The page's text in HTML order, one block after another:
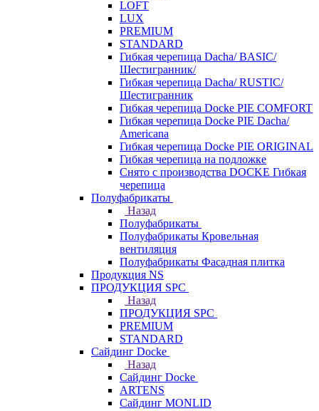
LOFT
LUX
PREMIUM
STANDARD
Гибкая черепица Dacha/ BASIC/
Шестигранник/
Гибкая черепица Dacha/ RUSTIC/
Шестигранник
Гибкая черепица Docke PIE COMFORT
Гибкая черепица Docke PIE Dacha/
Americana
Гибкая черепица Docke PIE ОRIGINАL
Гибкая черепица на подложке
Снято с производства DOCKE Гибкая
черепица
Полуфабрикаты
Назад
Полуфабрикаты
Полуфабрикаты Кровельная
вентиляция
Полуфабрикаты Фасадная плитка
Продукция NS
ПРОДУКЦИЯ SPC
Назад
ПРОДУКЦИЯ SPC
PREMIUM
STANDARD
Сайдинг Docke
Назад
Сайдинг Docke
ARTENS
Cайдинг MONLID